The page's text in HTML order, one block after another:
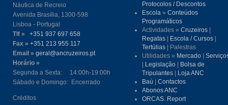
Náutica de Recreio
Avenida Brasília, 1300-598
Lisboa - Portugal
Tlf »
+351 937 697 658
Fax » +351 213 955 117
Email » geral@ancruzeiros.pt
Horário »
Segunda a Sexta: 14:00h-19:00h
Sábado e Domingo: Encerrado
Créditos
Protocolos / Descontos
Escola »Conteúdos
Programáticos
Actividades »Cruzeiros
Regatas
Escola / Cursos
Tertúlias | Palestras
Utilidades » Mercado |
Legislação
Bolsa de
Tripulantes
Loja ANC
Baú |Contactos
Abonos ANC
ORCAS. Report